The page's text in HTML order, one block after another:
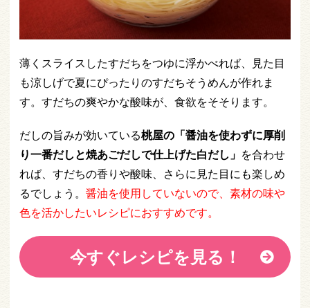
薄くスライスしたすだちをつゆに浮かべれば、見た目
も涼しげで夏にぴったりのすだちそうめんが作れま
す。すだちの爽やかな酸味が、食欲をそそります。
だしの旨みが効いている桃屋の「醤油を使わずに厚削
り一番だしと焼あごだしで仕上げた白だし」 を合わせ
れば、すだちの香りや酸味、さらに見た目にも楽しめ
るでしょう。 醤油を使用していないので、素材の味や
色を活かしたいレシピにおすすめです。
今すぐレシピを見る！